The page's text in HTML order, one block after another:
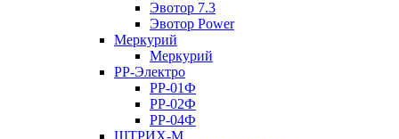
Эвотор 7.3
Эвотор Power
Меркурий
Меркурий
РР-Электро
РР-01Ф
РР-02Ф
РР-04Ф
ШТРИХ-М